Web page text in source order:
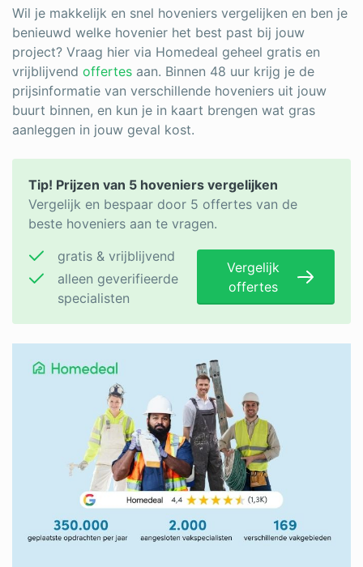
Wil je makkelijk en snel hoveniers vergelijken en ben je
benieuwd welke hovenier het best past bij jouw
project? Vraag hier via Homedeal geheel gratis en
vrijblijvend offertes aan. Binnen 48 uur krijg je de
prijsinformatie van verschillende hoveniers uit jouw
buurt binnen, en kun je in kaart brengen wat gras
aanleggen in jouw geval kost.
Tip! Prijzen van 5 hoveniers vergelijken
Vergelijk en bespaar door 5 offertes van de
beste hoveniers aan te vragen.
gratis & vrijblijvend
alleen geverifieerde
specialisten
Vergelijk
offertes